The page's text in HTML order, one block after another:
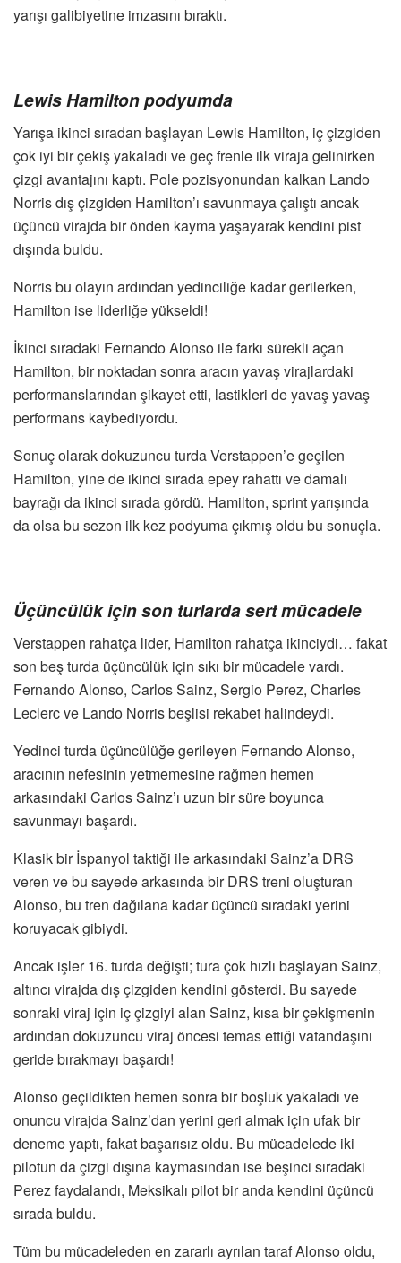
yarışı galibiyetine imzasını bıraktı.
Lewis Hamilton podyumda
Yarışa ikinci sıradan başlayan Lewis Hamilton, iç çizgiden
çok iyi bir çekiş yakaladı ve geç frenle ilk viraja gelinirken
çizgi avantajını kaptı. Pole pozisyonundan kalkan Lando
Norris dış çizgiden Hamilton’ı savunmaya çalıştı ancak
üçüncü virajda bir önden kayma yaşayarak kendini pist
dışında buldu.
Norris bu olayın ardından yedinciliğe kadar gerilerken,
Hamilton ise liderliğe yükseldi!
İkinci sıradaki Fernando Alonso ile farkı sürekli açan
Hamilton, bir noktadan sonra aracın yavaş virajlardaki
performanslarından şikayet etti, lastikleri de yavaş yavaş
performans kaybediyordu.
Sonuç olarak dokuzuncu turda Verstappen’e geçilen
Hamilton, yine de ikinci sırada epey rahattı ve damalı
bayrağı da ikinci sırada gördü. Hamilton, sprint yarışında
da olsa bu sezon ilk kez podyuma çıkmış oldu bu sonuçla.
Üçüncülük için son turlarda sert mücadele
Verstappen rahatça lider, Hamilton rahatça ikinciydi… fakat
son beş turda üçüncülük için sıkı bir mücadele vardı.
Fernando Alonso, Carlos Sainz, Sergio Perez, Charles
Leclerc ve Lando Norris beşlisi rekabet halindeydi.
Yedinci turda üçüncülüğe gerileyen Fernando Alonso,
aracının nefesinin yetmemesine rağmen hemen
arkasındaki Carlos Sainz’ı uzun bir süre boyunca
savunmayı başardı.
Klasik bir İspanyol taktiği ile arkasındaki Sainz’a DRS
veren ve bu sayede arkasında bir DRS treni oluşturan
Alonso, bu tren dağılana kadar üçüncü sıradaki yerini
koruyacak gibiydi.
Ancak işler 16. turda değişti; tura çok hızlı başlayan Sainz,
altıncı virajda dış çizgiden kendini gösterdi. Bu sayede
sonraki viraj için iç çizgiyi alan Sainz, kısa bir çekişmenin
ardından dokuzuncu viraj öncesi temas ettiği vatandaşını
geride bırakmayı başardı!
Alonso geçildikten hemen sonra bir boşluk yakaladı ve
onuncu virajda Sainz’dan yerini geri almak için ufak bir
deneme yaptı, fakat başarısız oldu. Bu mücadelede iki
pilotun da çizgi dışına kaymasından ise beşinci sıradaki
Perez faydalandı, Meksikalı pilot bir anda kendini üçüncü
sırada buldu.
Tüm bu mücadeleden en zararlı ayrılan taraf Alonso oldu,